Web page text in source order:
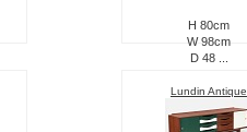
H 80cm
W 98cm
D 48 ...
Lundin Antique